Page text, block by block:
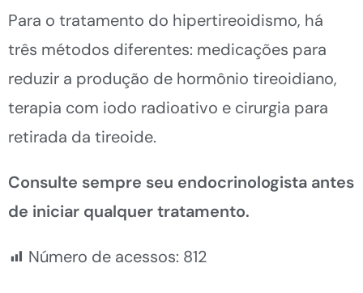
Para o tratamento do hipertireoidismo, há
três métodos diferentes: medicações para
reduzir a produção de hormônio tireoidiano,
terapia com iodo radioativo e cirurgia para
retirada da tireoide.
Consulte sempre seu endocrinologista antes
de iniciar qualquer tratamento.
Número de acessos: 812